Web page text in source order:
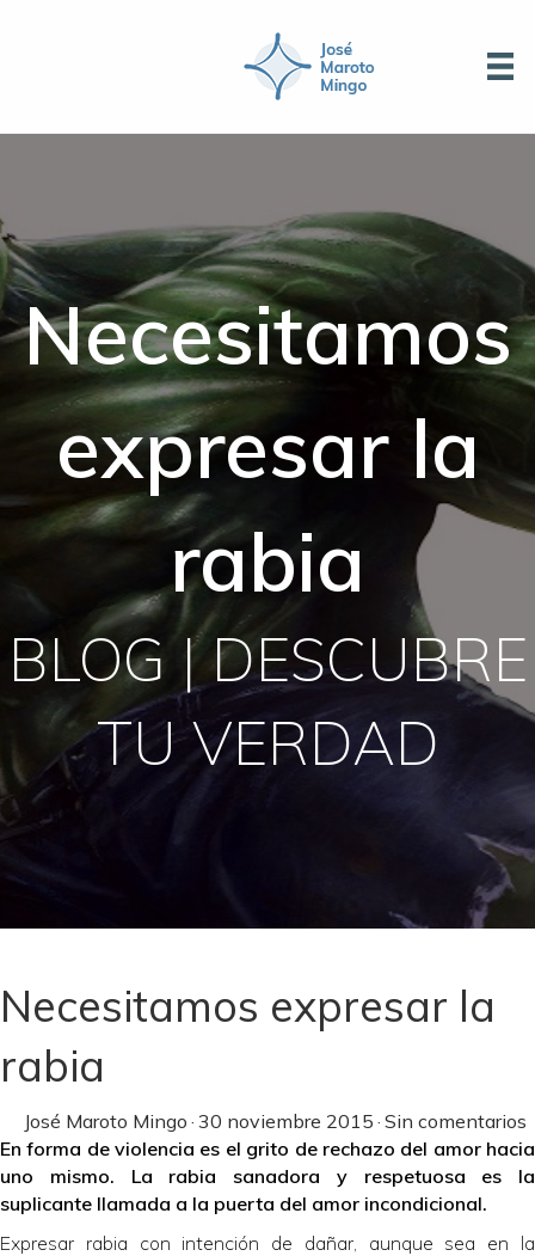
Necesitamos
expresar la
rabia
BLOG | DESCUBRE
TU VERDAD
Necesitamos expresar la
rabia
José Maroto Mingo · 30 noviembre 2015 · Sin comentarios
En forma de violencia es el grito de rechazo del amor hacia
uno mismo. La rabia sanadora y respetuosa es la
suplicante llamada a la puerta del amor incondicional.
Expresar rabia con intención de dañar, aunque sea en la